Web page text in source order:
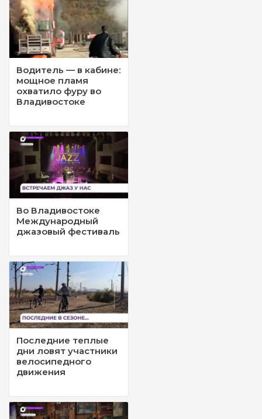
Водитель — в кабине:
мощное пламя
охватило фуру во
Владивостоке
Во Владивостоке
Международный
джазовый фестиваль
Последние теплые
дни ловят участники
велосипедного
движения